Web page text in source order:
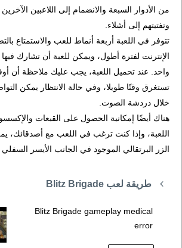
من الأدوار السبعة والانضمام إلى اللاعبين
وتفتيتهم إلى أشلاء.
تتوفر في اللعبة أربعة أنماط للعب والاستمتاع
واحد. عند تحميل اللعبة، يجب عليك ملاحظة أن
تستغرق وقتًا طويلا، وفي حالة الانتظار يمكن
خلال دردشة الصوت.
هناك أيضًا إمكانية الحصول على القبعات
اللعبة، وإذا كنت ترغب في اللعب مع أصدقائك،
الزر البرتقالي الموجود في الجانب الأيسر
طريقة لعب Blitz Brigade
Blitz Brigade gameplay medical
error